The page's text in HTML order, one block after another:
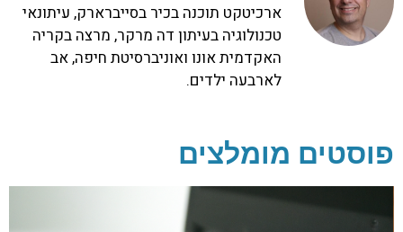
ארכיטקט תוכנה בכיר בסייברארק, עיתונאי
טכנולוגיה בעיתון דה מרקר, מרצה בקריה
האקדמית אונו ואוניברסיטת חיפה, אב
לארבעה ילדים.
פוסטים מומלצים